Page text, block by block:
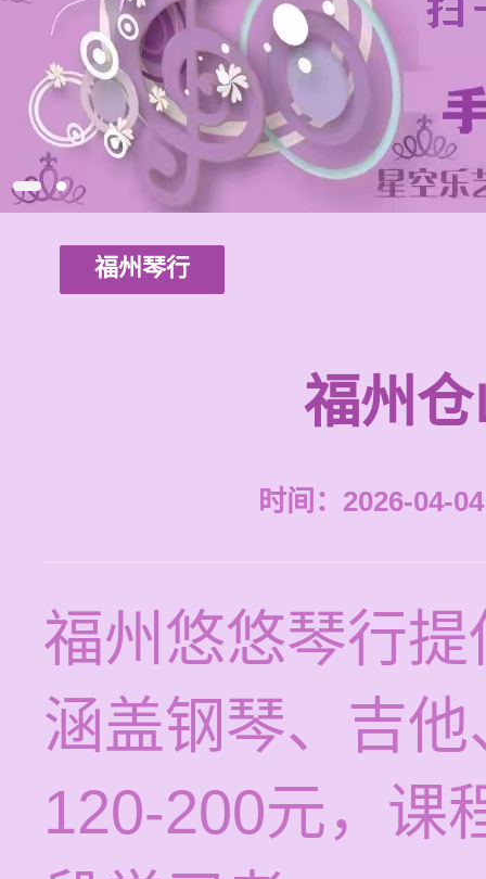
福州琴行
福州
时间：2026-04-
福州悠悠琴行
涵盖钢琴、吉
120-200元，课